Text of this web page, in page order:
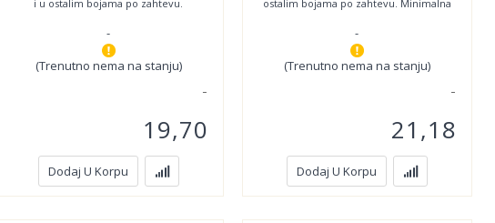
i u ostalim bojama po zahtevu.
-
(Trenutno nema na stanju)
19,70
Dodaj U Korpu
ostalim bojama po zahtevu. Minimalna
-
(Trenutno nema na stanju)
21,18
Dodaj U Korpu